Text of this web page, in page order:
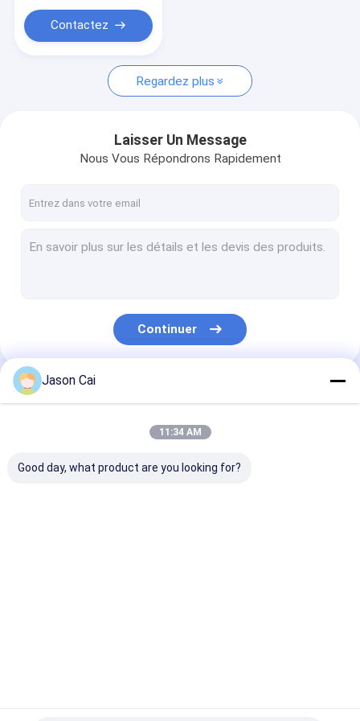
Contactez
Regardez plus
Laisser Un Message
Nous Vous Répondrons Rapidement
Continuer
Nos Catégories
Jason Cai
11:34 AM
Good day, what product are you looking for?